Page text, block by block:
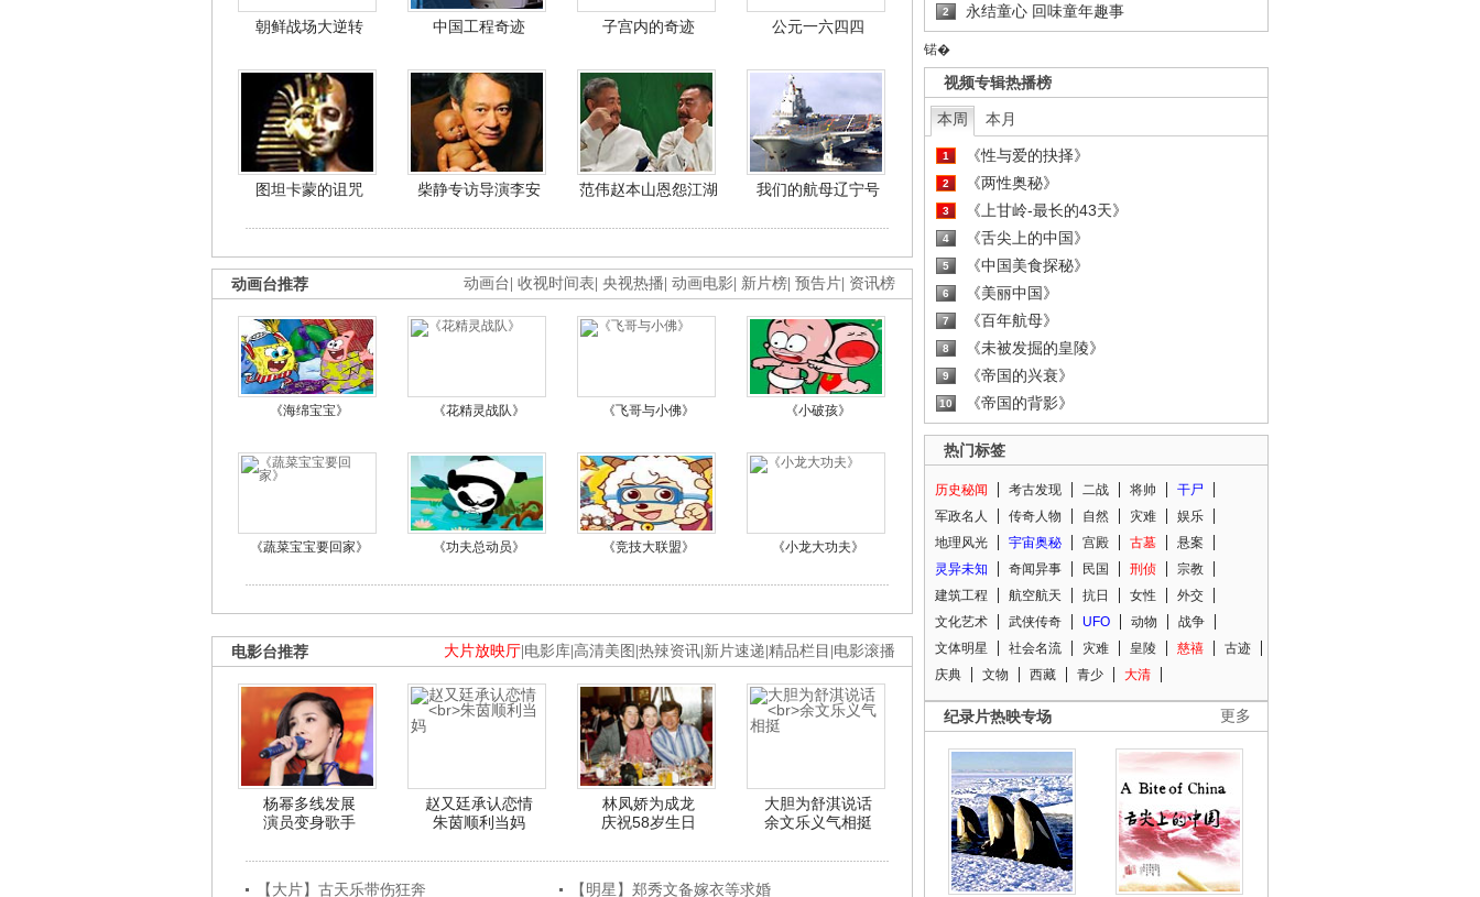
朝鲜战场大逆转 中国工程奇迹 子宫内的奇迹 公元一六四四
图坦卡蒙的诅咒 柴静专访导演李安 范伟赵本山恩怨江湖 我们的航母辽宁号
动画台 收视时间表 央视热播 动画电影 新片榜 预告片 资讯榜
动画台推荐
《海绵宝宝》 《花精灵战队》 《飞哥与小佛》 《小破孩》
《蔬菜宝宝要回家》 《功夫总动员》 《竞技大联盟》 《小龙大功夫》
大片放映厅 电影库 高清美图 热辣资讯 新片速递 精品栏目 电影滚播
电影台推荐
杨幂多线发展
演员变身歌手
赵又廷承认恋情
朱茵顺利当妈
林凤娇为成龙
庆祝58岁生日
大胆为舒淇说话
余文乐义气相挺
【大片】古天乐带伤狂奔
【明星】郑秀文备嫁衣等求婚
2 永结童心 回味童年趣事
锘�
视频专辑热播榜
本周 本月
1 《性与爱的抉择》
2 《两性奥秘》
3 《上甘岭-最长的43天》
4 《舌尖上的中国》
5 《中国美食探秘》
6 《美丽中国》
7 《百年航母》
8 《未被发掘的皇陵》
9 《帝国的兴衰》
10 《帝国的背影》
热门标签
历史秘闻 考古发现 二战 将帅
干尸
军政名人
传奇人物 自然 灾难
娱乐
地理风光
宇宙奥秘 宫殿 古墓
悬案
灵异未知
奇闻异事 民国 刑侦
宗教
建筑工程
航空航天 抗日 女性
外交
文化艺术
武侠传奇 UFO 动物
战争
文体明星
社会名流 灾难 皇陵 慈禧
古迹
庆典
文物 西藏 青少 大清
更多
纪录片热映专场